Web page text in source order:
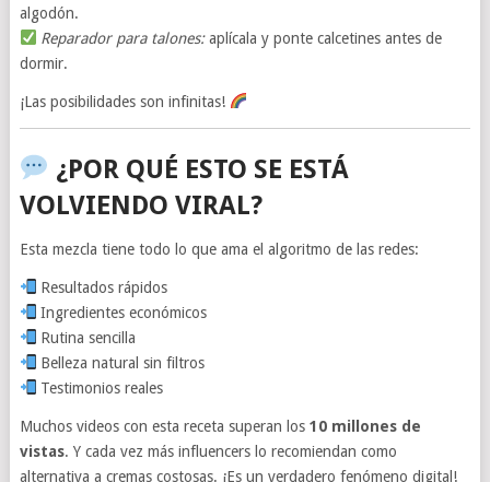
algodón.
Reparador para talones:aplícala y ponte calcetines antes de
dormir.
¡Las posibilidades son infinitas!
¿POR QUÉ ESTO SE ESTÁ
VOLVIENDO VIRAL?
Esta mezcla tiene todo lo que ama el algoritmo de las redes:
Resultados rápidos
Ingredientes económicos
Rutina sencilla
Belleza natural sin filtros
Testimonios reales
Muchos videos con esta receta superan los 10 millones de
vistas. Y cada vez más influencers lo recomiendan como
alternativa a cremas costosas. ¡Es un verdadero fenómeno digital!